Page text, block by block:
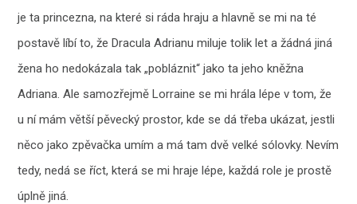
je ta princezna, na které si ráda hraju a hlavně se mi na té
postavě líbí to, že Dracula Adrianu miluje tolik let a žádná jiná
žena ho nedokázala tak „pobláznit“ jako ta jeho kněžna
Adriana. Ale samozřejmě Lorraine se mi hrála lépe v tom, že
u ní mám větší pěvecký prostor, kde se dá třeba ukázat, jestli
něco jako zpěvačka umím a má tam dvě velké sólovky. Nevím
tedy, nedá se říct, která se mi hraje lépe, každá role je prostě
úplně jiná.